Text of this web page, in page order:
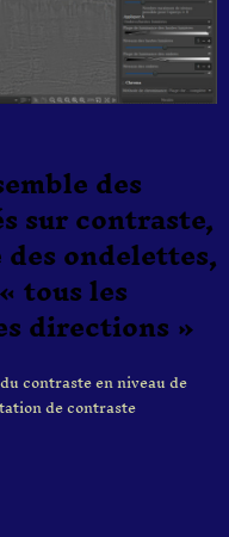
des
sur contraste,
ondelettes,
tous les
directions »
contraste en niveau de
de contraste